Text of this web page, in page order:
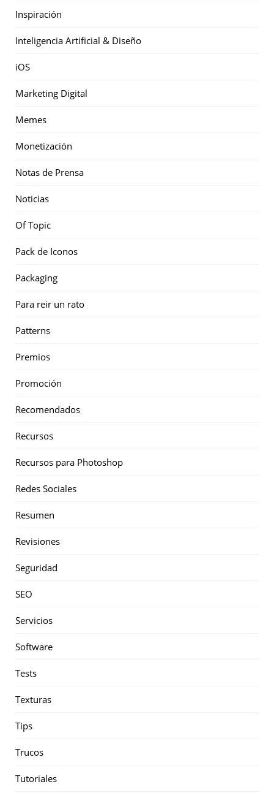
Inspiración
Inteligencia Artificial & Diseño
iOS
Marketing Digital
Memes
Monetización
Notas de Prensa
Noticias
Of Topic
Pack de Iconos
Packaging
Para reir un rato
Patterns
Premios
Promoción
Recomendados
Recursos
Recursos para Photoshop
Redes Sociales
Resumen
Revisiones
Seguridad
SEO
Servicios
Software
Tests
Texturas
Tips
Trucos
Tutoriales